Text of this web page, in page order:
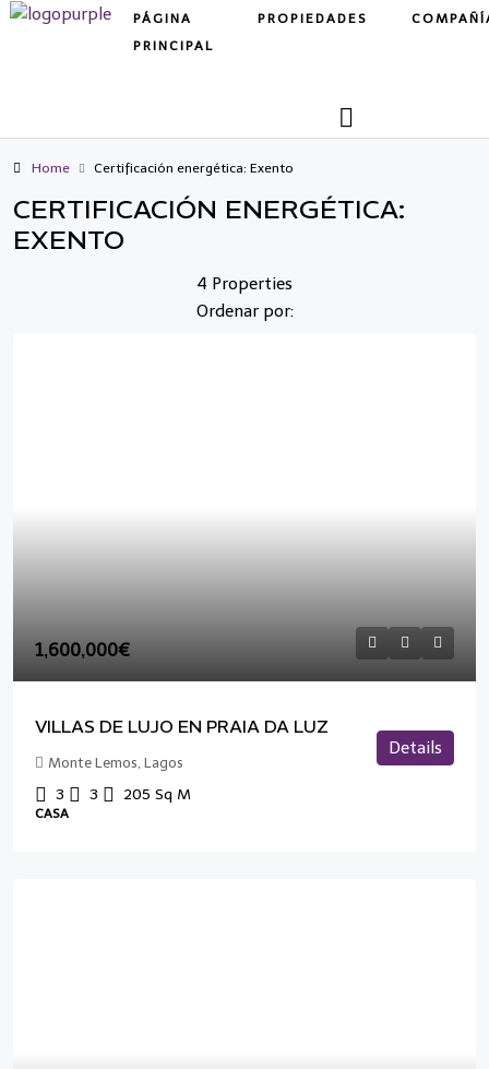
PÁGINA
PRINCIPAL
PROPIEDADES
Home Certificación energética: Exento
CERTIFICACIÓN ENERGÉTICA:
EXENTO
4 Properties
Ordenar por:
1,600,000€
VILLAS DE LUJO EN PRAIA DA LUZ
Monte Lemos, Lagos
3 3 205 Sq M
CASA
Details